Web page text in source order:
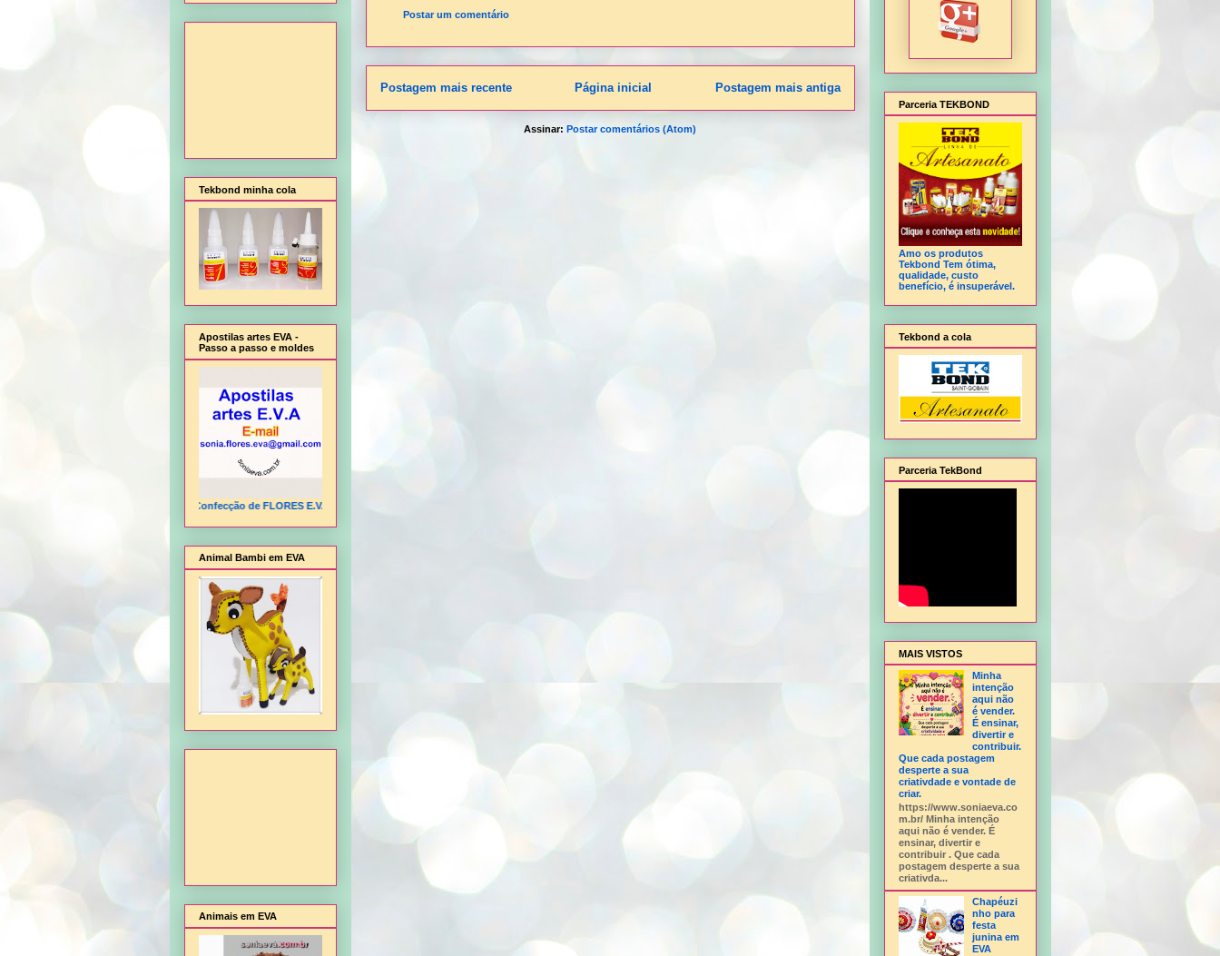
Postar um comentário
Postagem mais recente Postagem mais antiga
Página inicial
Assinar: Postar comentários (Atom)
Tekbond minha cola
Apostilas artes EVA -
Passo a passo e moldes
presentes, Chapéu Pica-pau, Confecção de FLORES E.V.A, Coruja 3D, Embalagem de Natal, Flor Hortência, Flor Orquídea - sem frisador, Flor Rosa - sem frisador, Fofucha 3D articulada, Fofucho 3D Tatu Bola copa, Forminha para doce, Frasqueira
Animal Bambi em EVA
Animais em EVA
Parceria TEKBOND
Amo os produtos
Tekbond Tem ótima,
qualidade, custo
benefício, é insuperável.
Tekbond a cola
Parceria TekBond
MAIS VISTOS
Minha
intenção
aqui não
é vender.
É ensinar,
divertir e
contribuir.
Que cada postagem
desperte a sua
criativdade e vontade de
criar.
https://www.soniaeva.co
m.br/ Minha intenção
aqui não é vender. É
ensinar, divertir e
contribuir . Que cada
postagem desperte a sua
criativda...
Chapéuzi
nho para
festa
junina em
EVA